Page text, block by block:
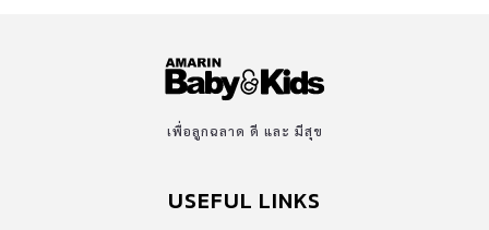
เพื่อลูกฉลาด ดี และ มีสุข
USEFUL LINKS